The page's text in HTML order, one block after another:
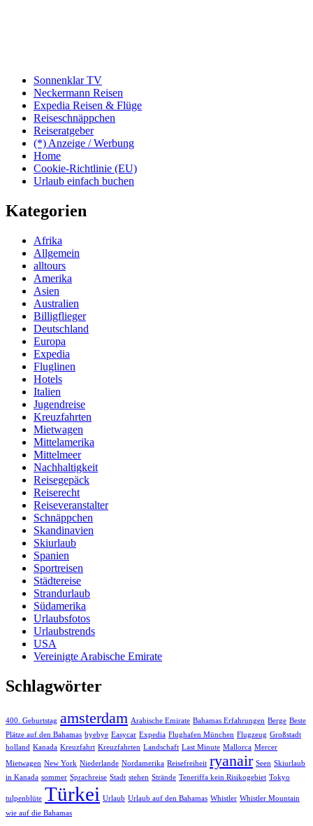
Sonnenklar TV
Neckermann Reisen
Expedia Reisen & Flüge
Reiseschnäppchen
Reiseratgeber
(*) Anzeige / Werbung
Home
Cookie-Richtlinie (EU)
Urlaub einfach buchen
Kategorien
Afrika
Allgemein
alltours
Amerika
Asien
Australien
Billigflieger
Deutschland
Europa
Expedia
Fluglinen
Hotels
Italien
Jugendreise
Kreuzfahrten
Mietwagen
Mittelamerika
Mittelmeer
Nachhaltigkeit
Reisegepäck
Reiserecht
Reiseveranstalter
Schnäppchen
Skandinavien
Skiurlaub
Spanien
Sportreisen
Städtereise
Strandurlaub
Südamerika
Urlaubsfotos
Urlaubstrends
USA
Vereinigte Arabische Emirate
Schlagwörter
400. Geburtstag amsterdam Arabische Emirate Bahamas Erfahrungen Berge Beste
Plätze auf den Bahamas byebye Easycar Expedia Flughafen München Flugzeug Großstadt
holland Kanada Kreuzfahrt Kreuzfahrten Landschaft Last Minute Mallorca Mercer
Mietwagen New York Niederlande Nordamerika Reisefreiheit ryanair Seen Skiurlaub
in Kanada sommer Sprachreise Stadt stehen Strände Teneriffa kein Risikogebiet Tokyo
tulpenblüte Türkei Urlaub Urlaub auf den Bahamas Whistler Whistler Mountain
wie auf die Bahamas